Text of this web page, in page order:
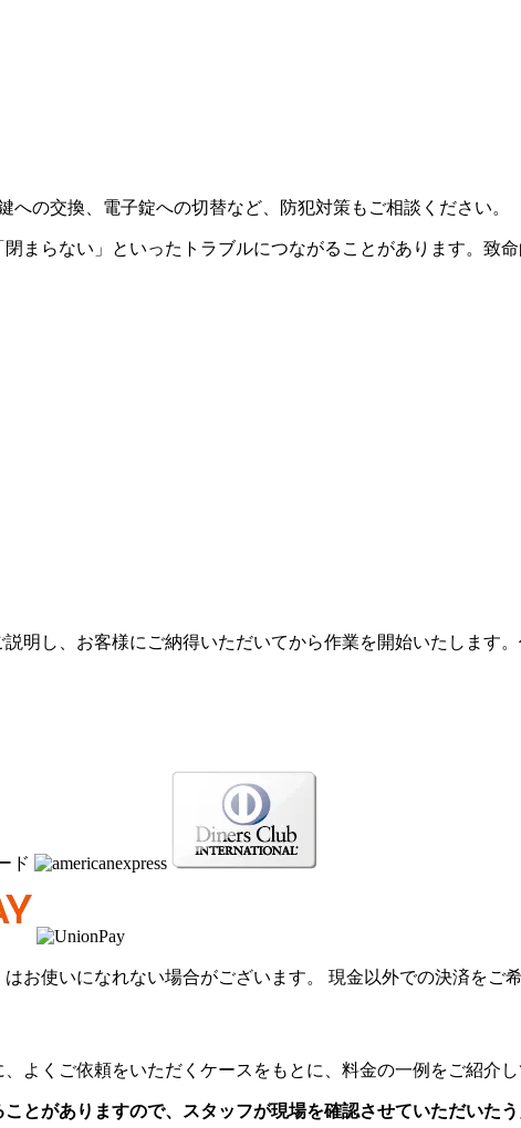
の交換、電子錠への切替など、防犯対策もご相談ください。
まらない」といったトラブルにつながることがあります。致
明し、お客様にご納得いただいてから作業を開始いたします
お使いになれない場合がございます。 現金以外での決済をご
よくご依頼をいただくケースをもとに、料金の一例をご紹介し
とがありますので、スタッフが現場を確認させていただいた